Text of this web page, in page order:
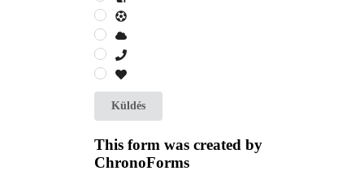
Küldés
This form was created by
ChronoForms